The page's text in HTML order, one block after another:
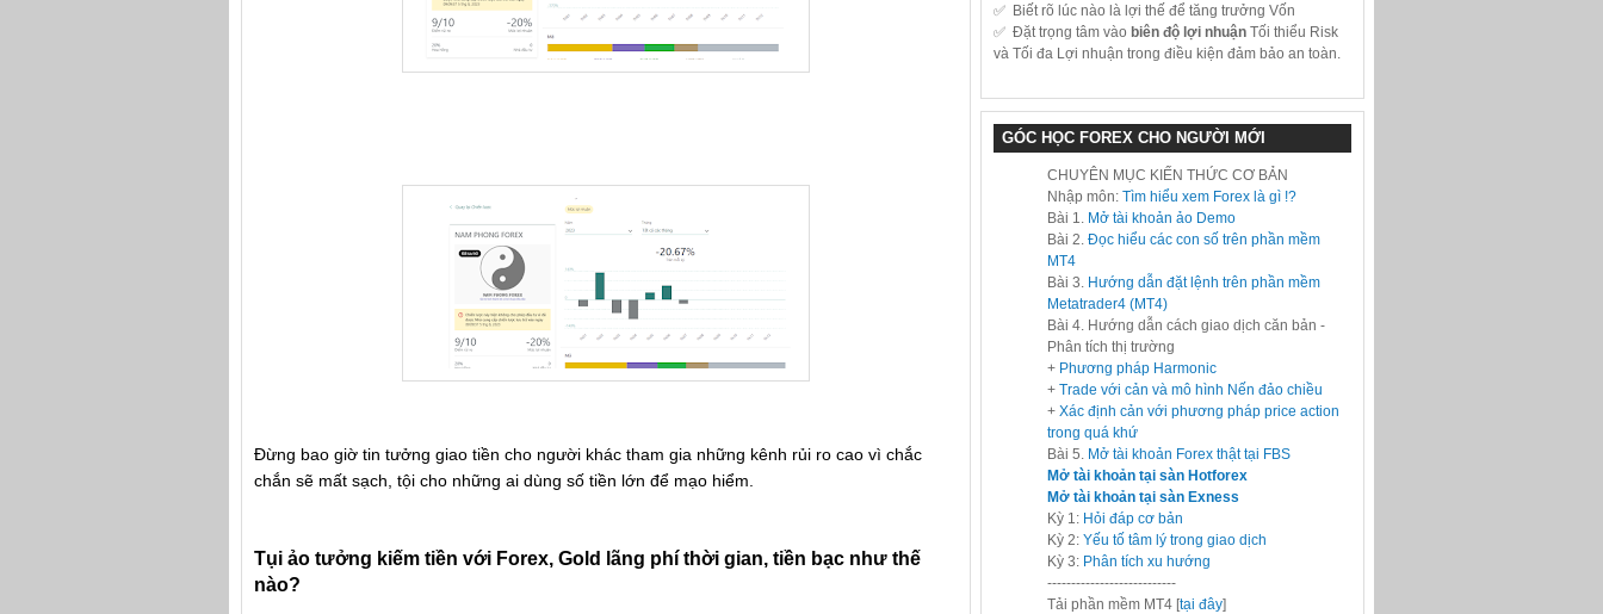
Đừng bao giờ tin tưởng giao tiền cho người khác tham gia những kênh rủi ro cao vì chắc
chắn sẽ mất sạch, tội cho những ai dùng số tiền lớn để mạo hiểm.
Tụi ảo tưởng kiếm tiền với Forex, Gold lãng phí thời gian, tiền bạc như thế
nào?
✅ Biết rõ lúc nào là lợi thế để tăng trưởng Vốn
✅ Đặt trọng tâm vào biên độ lợi nhuận Tối thiểu Risk
và Tối đa Lợi nhuận trong điều kiện đảm bảo an toàn.
GÓC HỌC FOREX CHO NGƯỜI MỚI
CHUYÊN MỤC KIẾN THỨC CƠ BẢN
Nhập môn: Tìm hiểu xem Forex là gì !?
Bài 1. Mở tài khoản ảo Demo
Bài 2. Đọc hiểu các con số trên phần mềm
MT4
Bài 3. Hướng dẫn đặt lệnh trên phần mềm
Metatrader4 (MT4)
Bài 4. Hướng dẫn cách giao dịch căn bản -
Phân tích thị trường
+ Phương pháp Harmonic
+ Trade với cản và mô hình Nến đảo chiều
+ Xác định cản với phương pháp price action
trong quá khứ
Bài 5. Mở tài khoản Forex thật tại FBS
Mở tài khoản tại sàn Hotforex
Mở tài khoản tại sàn Exness
Kỳ 1: Hỏi đáp cơ bản
Kỳ 2: Yếu tố tâm lý trong giao dịch
Kỳ 3: Phân tích xu hướng
---------------------------
Tải phần mềm MT4 [tại đây]